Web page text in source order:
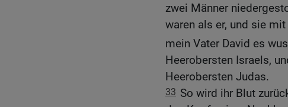
zwei Männer
waren als er, und sie
mein Vater David es
Heerobersten Israels,
Heerobersten Judas.
33 So wird ihr Blut